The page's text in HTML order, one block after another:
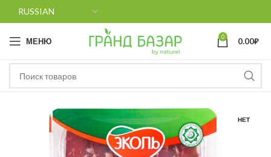
МЕНЮ 0 0.00₽
НЕТ